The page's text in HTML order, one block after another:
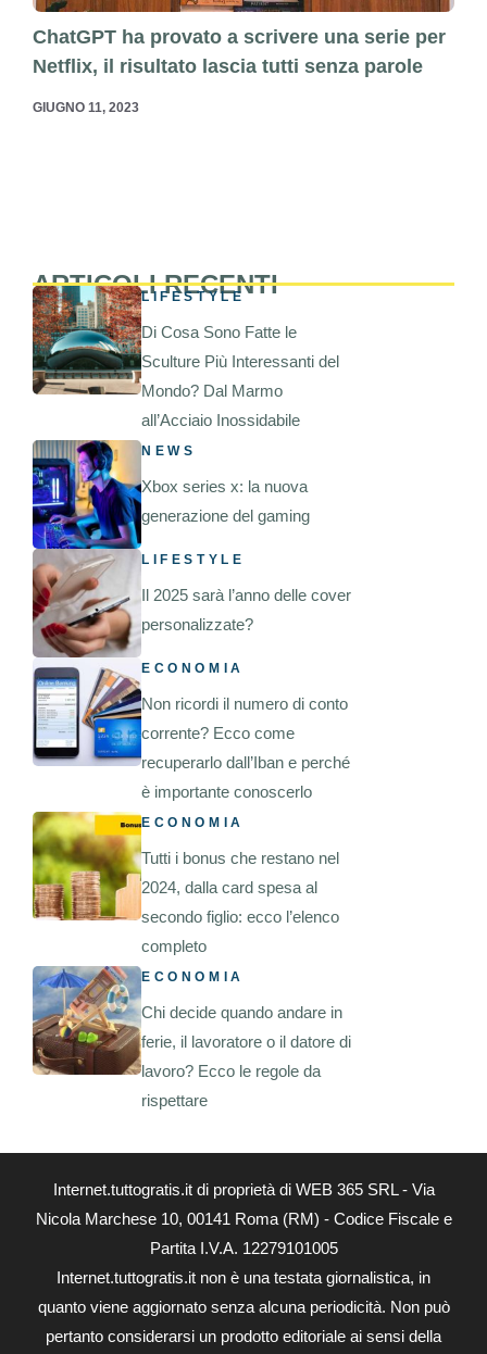
ChatGPT ha provato a scrivere una serie per
Netflix, il risultato lascia tutti senza parole
GIUGNO 11, 2023
ARTICOLI RECENTI
LIFESTYLE
Di Cosa Sono Fatte le
Sculture Più Interessanti del
Mondo? Dal Marmo
all’Acciaio Inossidabile
NEWS
Xbox series x: la nuova
generazione del gaming
LIFESTYLE
Il 2025 sarà l’anno delle cover
personalizzate?
ECONOMIA
Non ricordi il numero di conto
corrente? Ecco come
recuperarlo dall’Iban e perché
è importante conoscerlo
ECONOMIA
Tutti i bonus che restano nel
2024, dalla card spesa al
secondo figlio: ecco l’elenco
completo
ECONOMIA
Chi decide quando andare in
ferie, il lavoratore o il datore di
lavoro? Ecco le regole da
rispettare
Internet.tuttogratis.it di proprietà di WEB 365 SRL - Via
Nicola Marchese 10, 00141 Roma (RM) - Codice Fiscale e
Partita I.V.A. 12279101005
Internet.tuttogratis.it non è una testata giornalistica, in
quanto viene aggiornato senza alcuna periodicità. Non può
pertanto considerarsi un prodotto editoriale ai sensi della